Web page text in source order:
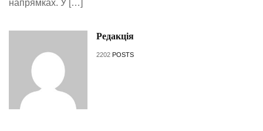
напрямках. У […]
Редакція
2202 POSTS